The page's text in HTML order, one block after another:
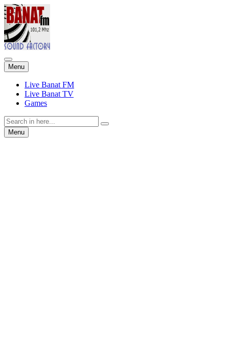
Menu Skip
to
content
Live Banat FM
Live Banat TV
Games
Search
for:Menu Skip
to